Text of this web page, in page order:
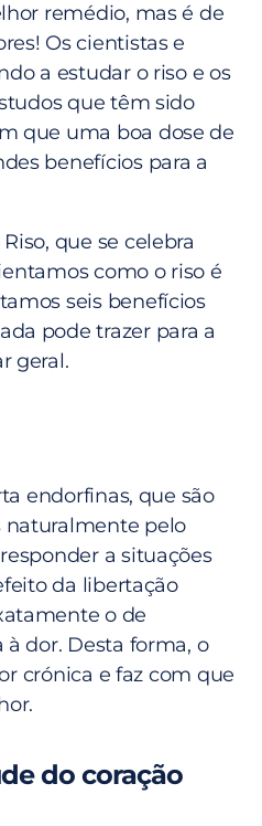
remédio, mas é de
Os cientistas e
a estudar o riso e os
que têm sido
que uma boa dose de
benefícios para a
que se celebra
como o riso é
seis benefícios
pode trazer para a
geral.
endorfinas, que são
naturalmente pelo
a situações
da libertação
o de
dor. Desta forma, o
crónica e faz com que
do coração